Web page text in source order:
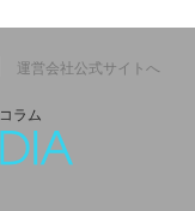
運営会社公式サイトへ
ラム